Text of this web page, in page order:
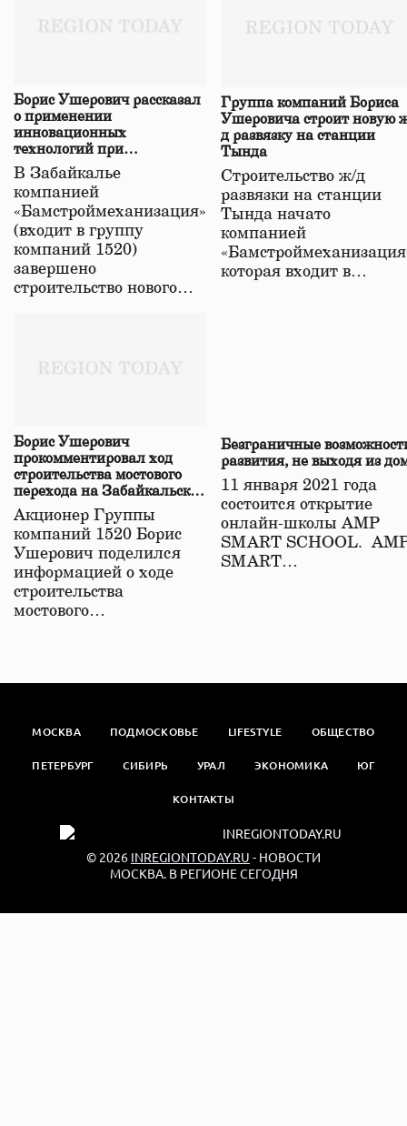
Борис Ушерович рассказал
о применении
инновационных
технологий при
строительстве нового моста
в Забайкалье
В Забайкалье
компанией
«Бамстроймеханизация»
(входит в группу
компаний 1520)
завершено
строительство нового…
Группа компаний Бориса
Ушеровича строит новую
д развязку на станции
Тында
Строительство ж/д
развязки на станции
Тында начато
компанией
которая входит в…
Борис Ушерович
прокомментировал ход
строительства мостового
перехода на Забайкальской
железной дороге
Акционер Группы
компаний 1520 Борис
Ушерович поделился
информацией о ходе
строительства
мостового…
Безграничные
развития, не выходя из
11 января 2021 года
состоится открытие
онлайн-школы АМР
SMART SCHOOL.
SMART…
МОСКВА ПОДМОСКОВЬЕ LIFESTYLE ОБЩЕСТВО
ПЕТЕРБУРГ СИБИРЬ УРАЛ ЭКОНОМИКА ЮГ
КОНТАКТЫ
© 2026 INREGIONTODAY.RU - НОВОСТИ
МОСКВА. В РЕГИОНЕ СЕГОДНЯ